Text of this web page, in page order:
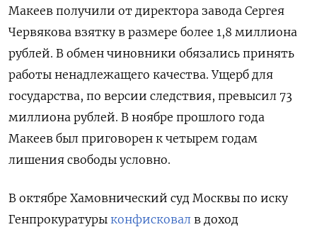
Макеев получили от директора завода Сергея
Червякова взятку в размере более 1,8 миллиона
рублей. В обмен чиновники обязались принять
работы ненадлежащего качества. Ущерб для
государства, по версии следствия, превысил 73
миллиона рублей. В ноябре прошлого года
Макеев был приговорен к четырем годам
лишения свободы условно.
В октябре Хамовнический суд Москвы по иску
Генпрокуратуры конфисковал в доход